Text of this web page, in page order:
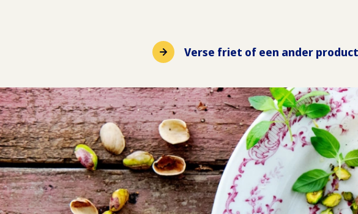
Verse friet of een ander